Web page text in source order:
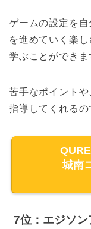
ゲームの設定を
を進めていく楽
学ぶことができま
苦手なポイント
指導してくれるの
城南
7位：エジソ